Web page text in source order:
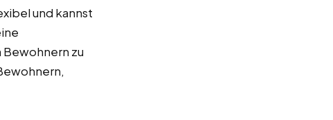
und kannst
zu